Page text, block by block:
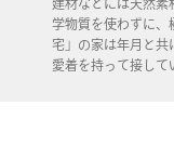
建材などには天然素
学物質を使わずに、
宅」の家は年月と共
愛着を持って接して